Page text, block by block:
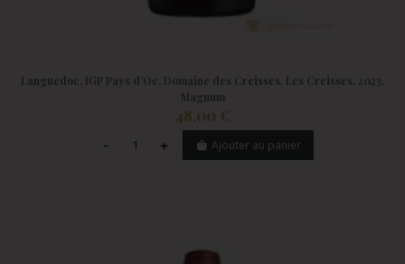
Languedoc, IGP Pays d’Oc, Domaine des Creisses, Les Creisses, 2023,
Magnum
48,00 €
Ajouter au panier